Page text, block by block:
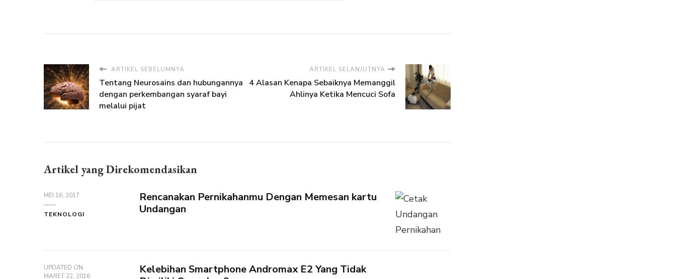
ARTIKEL SEBELUMNYA
Tentang Neurosains dan hubungannya
dengan perkembangan syaraf bayi
melalui pijat
ARTIKEL SELANJUTNYA
4 Alasan Kenapa Sebaiknya Memanggil
Ahlinya Ketika Mencuci Sofa
Artikel yang Direkomendasikan
MEI 16, 2017
TEKNOLOGI
Rencanakan Pernikahanmu Dengan Memesan kartu
Undangan
UPDATED ON
MARET 22, 2016
Kelebihan Smartphone Andromax E2 Yang Tidak